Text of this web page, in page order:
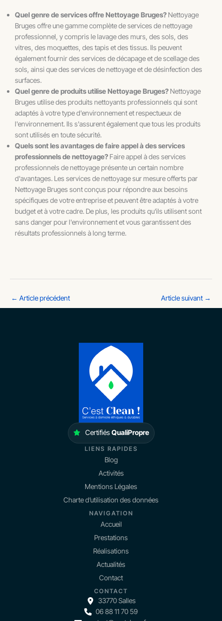
Quel genre de services offre Nettoyage Bruges? Nettoyage
Bruges offre une gamme complète de services de nettoyage
professionnel, y compris le lavage des murs, des sols, des
vitres, des moquettes, des tapis et des tissus. Ils peuvent
également fournir des services de décapage et de scellage des
sols, ainsi que des services de nettoyage et de désinfection des
surfaces.
Quel genre de produits utilise Nettoyage Bruges? Nettoyage
Bruges utilise des produits nettoyants professionnels qui sont
adaptés à votre type d'environnement et respectueux de
l'environnement. Ils s'assurent également que tous les produits
sont utilisés en toute sécurité.
Quels sont les avantages de faire appel à des services
professionnels de nettoyage? Faire appel à des services
professionnels de nettoyage présente un certain nombre
d'avantages. Les services de nettoyage sur mesure offerts par
Nettoyage Bruges sont conçus pour répondre aux besoins
spécifiques de votre entreprise et peuvent être adaptés à votre
budget et à votre cadre. De plus, les produits qu'ils utilisent sont
sans danger pour l'environnement et vous garantissent des
résultats professionnels à long terme.
← Article précédent Article suivant →
CertifiésQualiPropre
LIENS RAPIDES
Blog
Activités
Mentions Légales
Charte d’utilisation des données
NAVIGATION
Accueil
Prestations
Réalisations
Actualités
Contact
CONTACT
33770 Salles
06 88 11 70 59